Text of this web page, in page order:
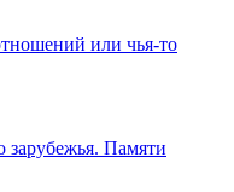
или чья-то
Памяти